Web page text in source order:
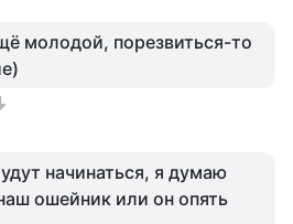
молодой, порезвиться-то
начинаться, я думаю
ошейник или он опять